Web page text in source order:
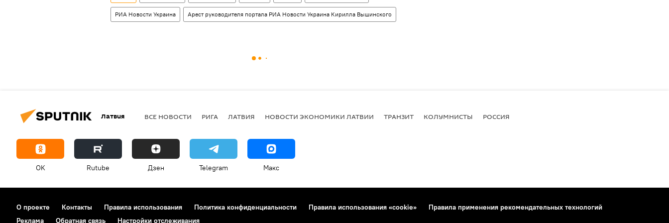
РИА Новости Украина Арест руководителя портала РИА Новости Украина Кирилла Вышинского
Латвия ВСЕ НОВОСТИ РИГА ЛАТВИЯ НОВОСТИ ЭКОНОМИКИ ЛАТВИИ ТРАНЗИТ КОЛУМНИСТЫ РОССИЯ
OK Rutube Дзен Telegram Макс
О проекте Контакты Правила использования Политика конфиденциальности Правила использования «cookie»
Правила применения рекомендательных технологий
Реклама
Обратная связь Настройки отслеживания